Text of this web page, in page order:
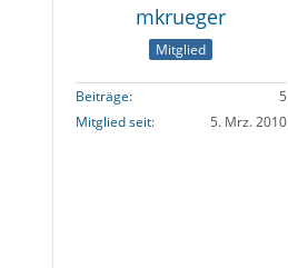
mkrueger
Mitglied
Beiträge
5
Mitglied seit
5. Mrz. 2010